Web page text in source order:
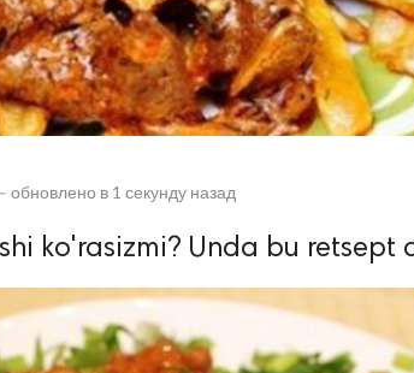
обновлено в 1 секунду назад
ko'rasizmi? Unda bu retsept